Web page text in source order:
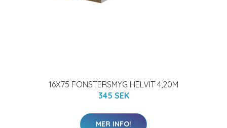
16X75 FÖNSTERSMYG HELVIT 4,20M
345 SEK
MER INFO!